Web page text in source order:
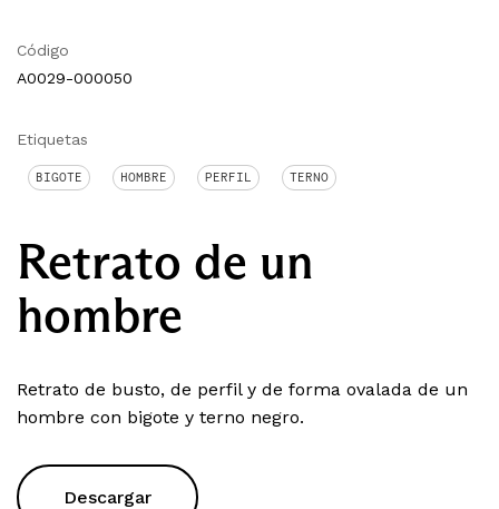
Código
A0029-000050
Etiquetas
BIGOTE HOMBRE PERFIL TERNO
Retrato de un
hombre
Retrato de busto, de perfil y de forma ovalada de un
hombre con bigote y terno negro.
Descargar